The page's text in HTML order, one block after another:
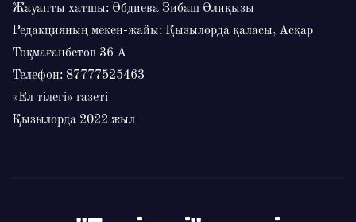
Жауапты хатшы: Әбдиева Зибаш Әлиқызы
Редакцияның мекен-жайы: Қызылорда қаласы, Асқар
Тоқмағанбетов 36 А
Телефон: 87777525463
«Ел тілегі» газеті
Қызылорда 2022 жыл